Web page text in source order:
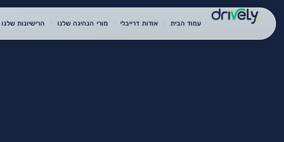
עמוד הבית אודות דרייבלי מורי הנהיגה שלנו הרישיונות שלנו